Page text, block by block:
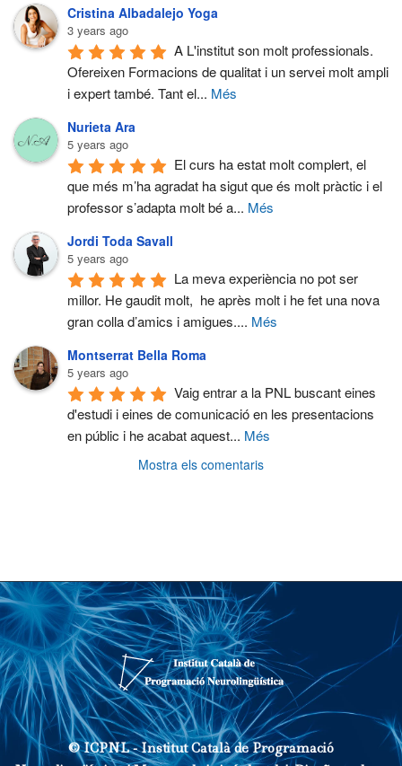
Cristina Albadalejo Yoga
3 years ago
A L'institut son molt professionals.
Ofereixen Formacions de qualitat i un servei molt ampli
i expert també. Tant el... Més
Nurieta Ara
5 years ago
El curs ha estat molt complert, el
que més m’ha agradat ha sigut que és molt pràctic i el
professor s’adapta molt bé a... Més
Jordi Toda Savall
5 years ago
La meva experiència no pot ser
millor. He gaudit molt,  he après molt i he fet una nova
gran colla d’amics i amigues.... Més
Montserrat Bella Roma
5 years ago
Vaig entrar a la PNL buscant eines
d'estudi i eines de comunicació en les presentacions
en públic i he acabat aquest... Més
Mostra els comentaris
© ICPNL -Institut Català de Programació